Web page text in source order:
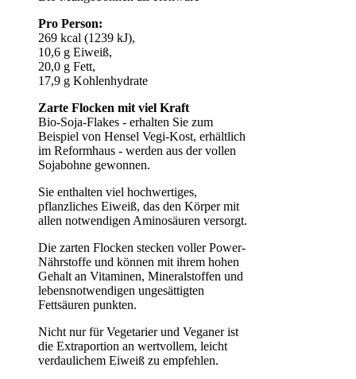
Pro Person:
269 kcal (1239 kJ),
10,6 g Eiweiß,
20,0 g Fett,
17,9 g Kohlenhydrate
Zarte Flocken mit viel Kraft
Bio-Soja-Flakes - erhalten Sie zum
Beispiel von Hensel Vegi-Kost, erhältlich
im Reformhaus - werden aus der vollen
Sojabohne gewonnen.
Sie enthalten viel hochwertiges,
pflanzliches Eiweiß, das den Körper mit
allen notwendigen Aminosäuren versorgt.
Die zarten Flocken stecken voller Power-
Nährstoffe und können mit ihrem hohen
Gehalt an Vitaminen, Mineralstoffen und
lebensnotwendigen ungesättigten
Fettsäuren punkten.
Nicht nur für Vegetarier und Veganer ist
die Extraportion an wertvollem, leicht
verdaulichem Eiweiß zu empfehlen.